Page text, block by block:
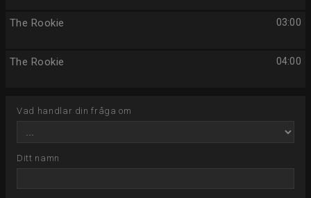
03:00
The Rookie
04:00
The Rookie
Vad handlar din fråga om
Ditt namn